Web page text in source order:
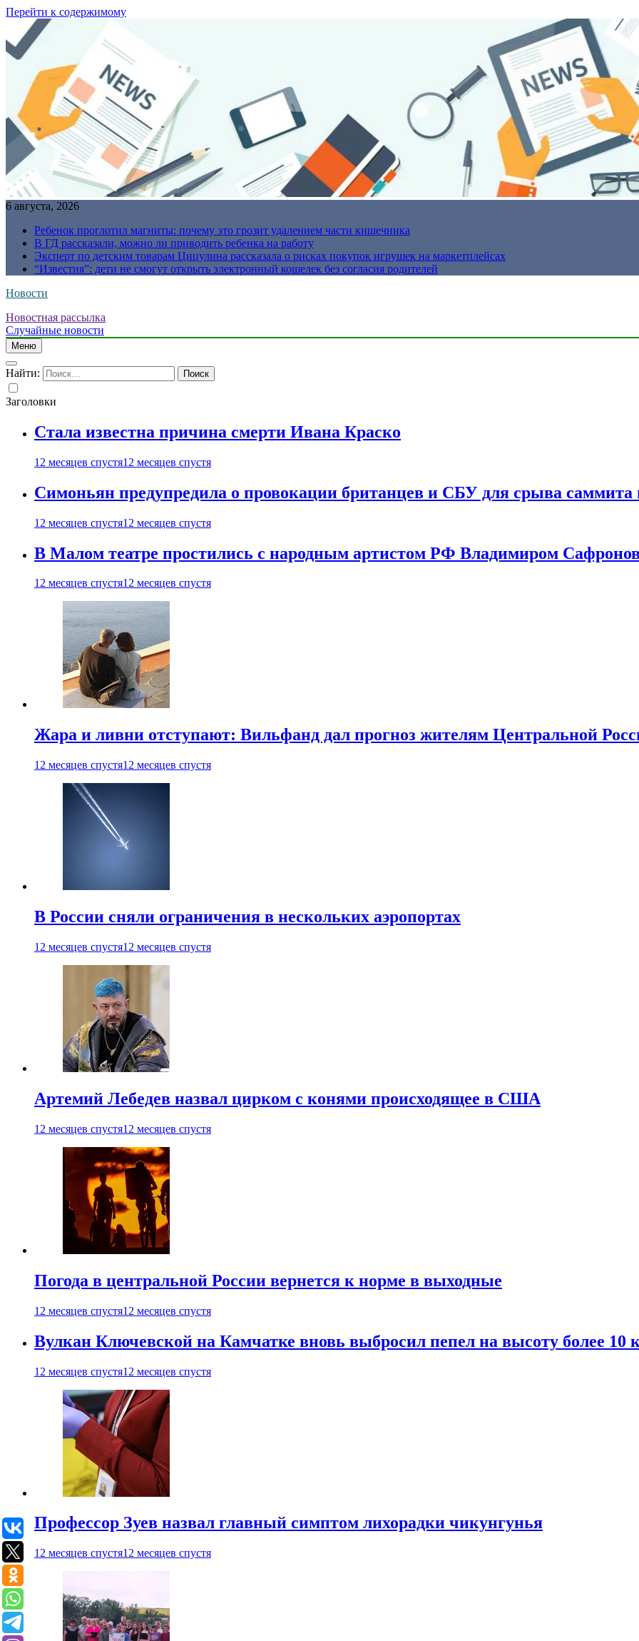
Перейти к содержимому
6 августа, 2026
Ребенок проглотил магниты: почему это грозит удалением части кишечника
В ГД рассказали, можно ли приводить ребенка на работу
Эксперт по детским товарам Цицулина рассказала о рисках покупок игрушек на маркетплейсах
“Известия”: дети не смогут открыть электронный кошелек без согласия родителей
Новости
Новостная рассылка
Случайные новости
Меню
Найти:
Заголовки
Стала известна причина смерти Ивана Краско
12 месяцев спустя12 месяцев спустя
Симоньян предупредила о провокации британцев и СБУ для срыва саммита
12 месяцев спустя12 месяцев спустя
В Малом театре простились с народным артистом РФ Владимиром
12 месяцев спустя12 месяцев спустя
Жара и ливни отступают: Вильфанд дал прогноз жителям Центральной
12 месяцев спустя12 месяцев спустя
В России сняли ограничения в нескольких аэропортах
12 месяцев спустя12 месяцев спустя
Артемий Лебедев назвал цирком с конями происходящее в США
12 месяцев спустя12 месяцев спустя
Погода в центральной России вернется к норме в выходные
12 месяцев спустя12 месяцев спустя
Вулкан Ключевской на Камчатке вновь выбросил пепел на высоту более 10
12 месяцев спустя12 месяцев спустя
Профессор Зуев назвал главный симптом лихорадки чикунгунья
12 месяцев спустя12 месяцев спустя